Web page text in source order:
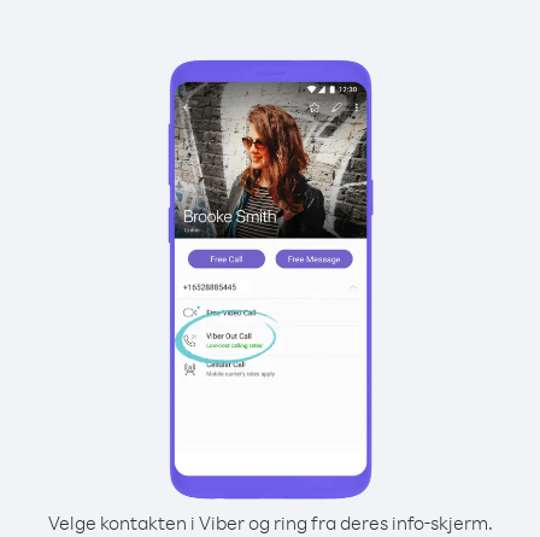
Velge kontakten i Viber og ring fra deres info-skjerm.